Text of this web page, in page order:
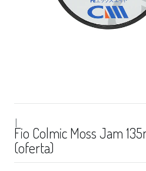
|
Fio Colmic Moss Jam
(oferta)